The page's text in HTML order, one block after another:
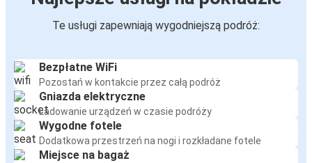
Te usługi zapewniają wygodniejszą podróż:
Bezpłatne WiFi
Pozostań w kontakcie przez całą podróż
Gniazda elektryczne
Ładowanie urządzeń w czasie podróży
Wygodne fotele
Dodatkowa przestrzeń na nogi i rozkładane fotele
Miejsce na bagaż